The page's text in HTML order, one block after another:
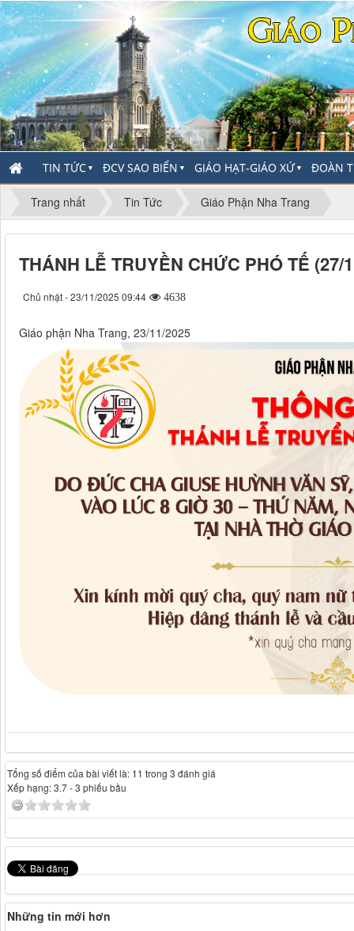
TIN TỨC ▼ ĐCV SAO BIỂN ▼ GIÁO HẠT-GIÁO XỨ▼ ĐOÀN
Trang nhất Tin Tức Giáo Phận Nha Trang
THÁNH LỄ TRUYỀN CHỨC PHÓ TẾ (27/
Chủ nhật - 23/11/2025 09:44 4638
Giáo phận Nha Trang, 23/11/2025
Tổng số điểm của bài viết là: 11 trong 3 đánh giá
Xếp hạng:3.7-3 phiếu bầu
Những tin mới hơn